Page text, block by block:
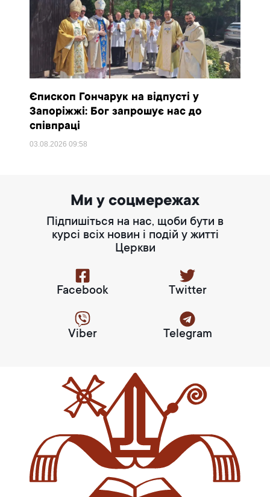
Єпископ Гончарук на відпусті у
Запоріжжі: Бог запрошує нас до
співпраці
03.08.202609:58
Ми у соцмережах
Підпишіться на нас, щоби бути в
курсі всіх новин і подій у житті
Церкви
Facebook Twitter
Viber Telegram